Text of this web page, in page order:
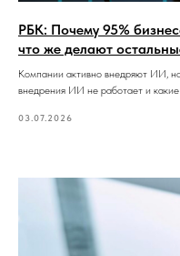
РБК: Почему 95%
что же делают
Компании активно внедряют ИИ,
внедрения ИИ не работает и
03.07.2026